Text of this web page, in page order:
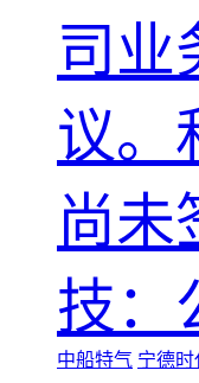
司业
议。
尚未
技：
中船特气 宁德时